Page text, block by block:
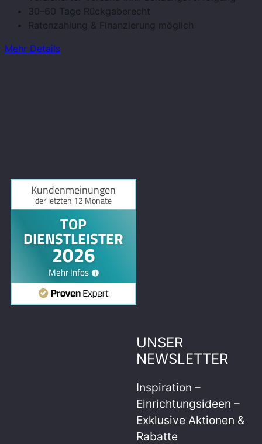
30–60 Tage Rückgaberecht
Ratenzahlung & Finanzierung möglich
Mehr Details
UNSER
NEWSLETTER
Inspiration –
Einrichtungsideen –
Exklusive Aktionen &
Rabatte